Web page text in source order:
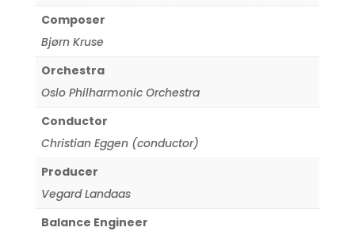
Composer
Bjørn Kruse
Orchestra
Oslo Philharmonic Orchestra
Conductor
Christian Eggen (conductor)
Producer
Vegard Landaas
Balance Engineer